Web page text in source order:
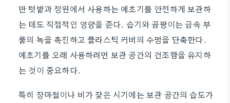
만 텃밭과 정원에서 사용하는 예초기를 안전하게 보관하
는 데도 직접적인 영향을 준다. 습기와 곰팡이는 금속 부
품의 녹을 촉진하고 플라스틱 커버의 수명을 단축한다.
예초기를 오래 사용하려면 보관 공간의 건조함을 유지하
는 것이 중요하다.
특히 장마철이나 비가 잦은 시기에는 보관 공간의 습도가